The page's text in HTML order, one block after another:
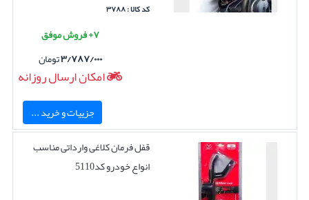
کد کالا : ۳۷۸۸
۷+ فروش موفق
۳/۷۸۷/۰۰۰تومان
امکان ارسال روزانه
جزییات و خرید ...
قفل فرمان کلاغی وارداتی مناسب
انواع خودرو کد5110